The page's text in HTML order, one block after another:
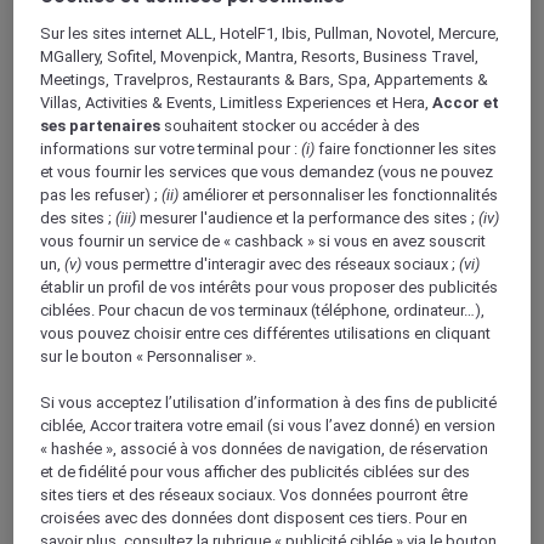
Mövenpick Hotel du Lac Tunis ?
Quels sont les équipements des chambres
du Mövenpick Hotel du Lac Tunis ?
Quelles sont les options de restauration
disponibles au Mövenpick Hotel du Lac Tunis
Hotel du Lac Tunis ?
Y a-t-il des possibilités de faire du sport au
Mövenpick Hotel du Lac Tunis ?
Sur les sites internet ALL, HotelF1, Ibis, Pullman, Novotel, Mercure,
MGallery, Sofitel, Movenpick, Mantra, Resorts, Business Travel,
Meetings, Travelpros, Restaurants & Bars, Spa, Appartements &
Villas, Activities & Events, Limitless Experiences et Hera,Accor et
ses partenaires souhaitent stocker ou accéder à des
informations sur votre terminal pour :(i)faire fonctionner les sites
et vous fournir les services que vous demandez (vous ne pouvez
pas les refuser) ;(ii) améliorer et personnaliser les fonctionnalités
des sites ;(iii) mesurer l'audience et la performance des sites ;(iv)
vous fournir un service de « cashback » si vous en avez souscrit
un,(v) vous permettre d'interagir avec des réseaux sociaux ;(vi)
établir un profil de vos intérêts pour vous proposer des publicités
ciblées. Pour chacun de vos terminaux (téléphone, ordinateur…),
vous pouvez choisir entre ces différentes utilisations en cliquant
sur le bouton « Personnaliser ».
Si vous acceptez l’utilisation d’information à des fins de publicité
ciblée, Accor traitera votre email (si vous l’avez donné) en version
« hashée », associé à vos données de navigation, de réservation
et de fidélité pour vous afficher des publicités ciblées sur des
sites tiers et des réseaux sociaux. Vos données pourront être
croisées avec des données dont disposent ces tiers. Pour en